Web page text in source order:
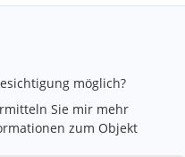
möglich?
Sie mir mehr
zum Objekt